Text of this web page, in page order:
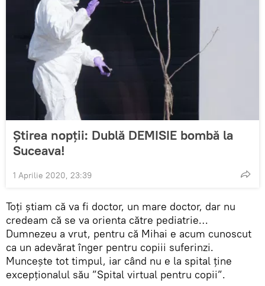
Știrea nopții: Dublă DEMISIE bombă la
Suceava!
1 Aprilie 2020, 23:39
Toți știam că va fi doctor, un mare doctor, dar nu
credeam că se va orienta către pediatrie…
Dumnezeu a vrut, pentru că Mihai e acum cunoscut
ca un adevărat înger pentru copiii suferinzi.
Muncește tot timpul, iar când nu e la spital ține
excepționalul său ”Spital virtual pentru copii”.